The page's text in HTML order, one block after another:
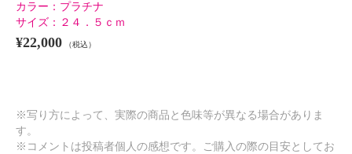
カラー： プラチナ
サイズ： ２４．５ｃｍ
¥22,000 （税込）
※写り方によって、実際の商品と色味等が異なる場合がありま
す。
※コメントは投稿者個人の感想です。ご購入の際の目安としてお